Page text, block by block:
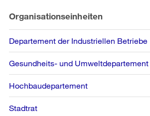
Organisationseinheiten
Departement der Industriellen Betriebe
Gesundheits- und Umweltdepartement
Hochbaudepartement
Stadtrat